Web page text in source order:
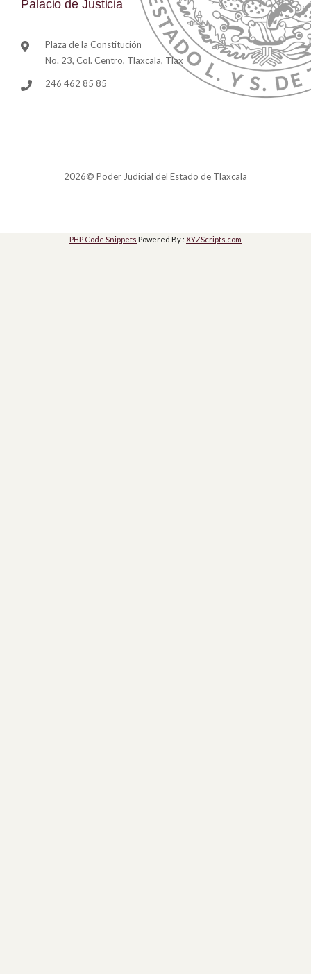
Palacio de Justicia
Plaza de la Constitución
No. 23, Col. Centro, Tlaxcala, Tlax
246 462 85 85
2026© Poder Judicial del Estado de Tlaxcala
PHP Code Snippets Powered By : XYZScripts.com